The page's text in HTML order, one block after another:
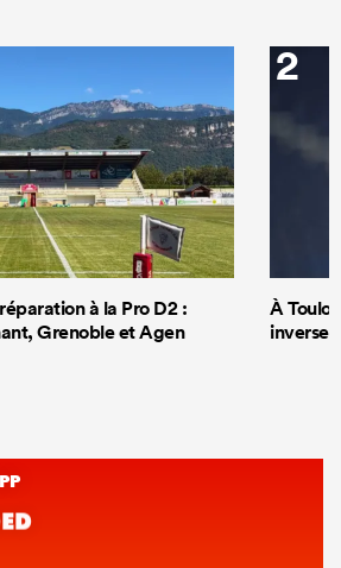
à la Pro D2 :
Grenoble et Agen
2
À